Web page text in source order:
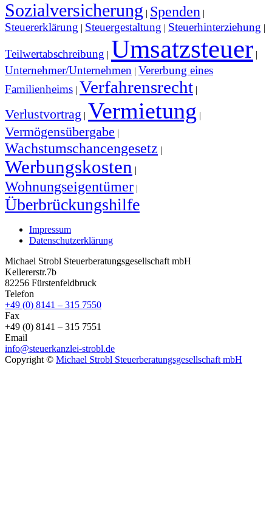
Sozialversicherung | Spenden |
Steuererklärung | Steuergestaltung | Steuerhinterziehung |
Teilwertabschreibung | Umsatzsteuer |
Unternehmer/Unternehmen | Vererbung eines
Familienheims | Verfahrensrecht |
Verlustvortrag | Vermietung |
Vermögensübergabe |
Wachstumschancengesetz |
Werbungskosten |
Wohnungseigentümer |
Überbrückungshilfe
Impressum
Datenschutzerklärung
Michael Strobl Steuerberatungsgesellschaft mbH
Kellererstr.7b
82256 Fürstenfeldbruck
Telefon
+49 (0) 8141 – 315 7550
Fax
+49 (0) 8141 – 315 7551
Email
info@steuerkanzlei-strobl.de
Copyright © Michael Strobl Steuerberatungsgesellschaft mbH